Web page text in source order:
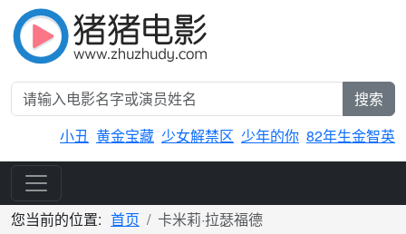
搜索
小丑 黄金宝藏 少女解禁区 少年的你 82年生金智英
您当前的位置: 首页 卡米莉·拉瑟福德